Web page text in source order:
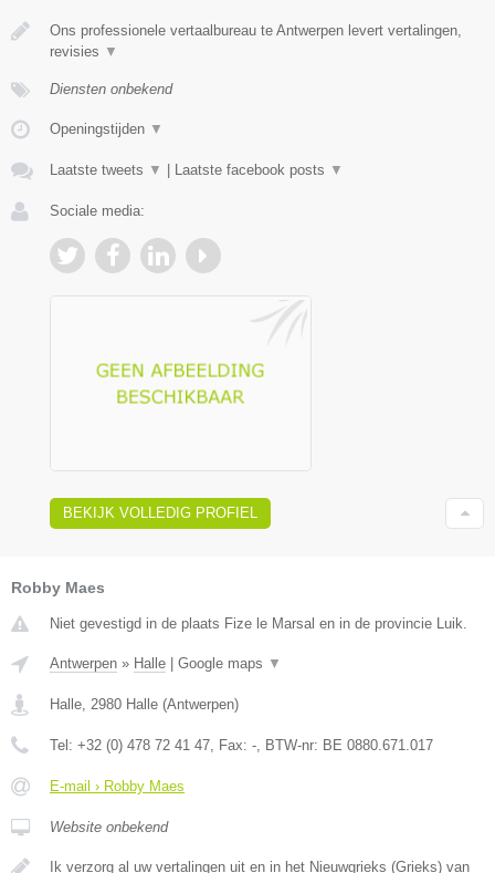
Ons professionele vertaalbureau te Antwerpen levert vertalingen,
revisies ▼
Diensten onbekend
Openingstijden ▼
Laatste tweets ▼ Laatste facebook posts ▼
Sociale media:
BEKIJK VOLLEDIG PROFIEL
Robby Maes
Niet gevestigd in de plaats Fize le Marsal en in de provincie Luik.
Antwerpen » Halle | Google maps ▼
Halle 2980 Halle (Antwerpen)
Tel: +32 (0) 478 72 41 47 , Fax: - , BTW-nr: BE 0880.671.017
E-mail › Robby Maes
Website onbekend
Ik verzorg al uw vertalingen uit en in het Nieuwgrieks (Grieks) van